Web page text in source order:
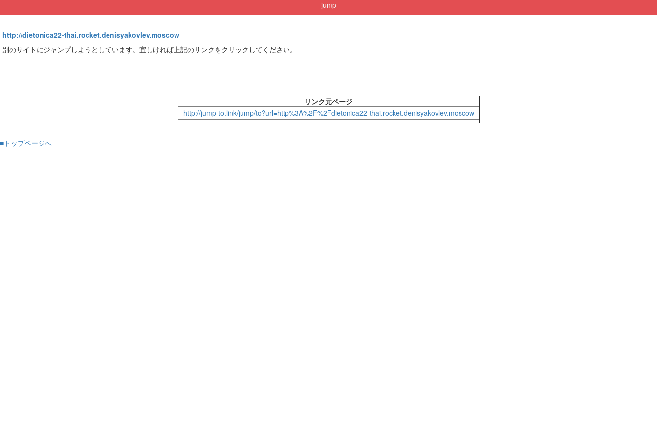
jump
http://dietonica22-thai.rocket.denisyakovlev.moscow
別のサイトにジャンプしようとしています。宜しければ上記のリンクをクリックしてください。
リンク元ページ
http://jump-to.link/jump/to?url=http%3A%2F%2Fdietonica22-thai.rocket.denisyakovlev.moscow
■トップページへ